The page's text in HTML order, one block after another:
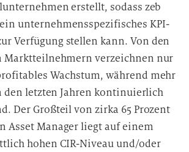
erstellt, sodass zeb
unternehmensspezifisches KPI-
Verfügung stellen kann. Von den
Marktteilnehmern verzeichnen nur
Wachstum, während mehr
den letzten Jahren kontinuierlich
Der Großteil von zirka 65 Prozent
Asset Manager liegt auf einem
hohen CIR-Niveau und/oder